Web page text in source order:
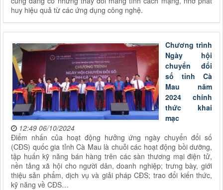
huy hiệu quả từ các ứng dụng công nghệ.
Chương trình
Ngày hội
chuyển đổi
số tỉnh Cà
Mau năm
2024 chính
thức khai
mạc
12:49 06/10/2024
Điểm nhấn của hoạt động hưởng ứng ngày chuyển đổi số
(CĐS) quốc gia tỉnh Cà Mau là chuỗi các hoạt động bồi dưỡng,
tập huấn kỹ năng bán hàng trên các sàn thương mại điện tử,
nền tảng xã hội cho người dân, doanh nghiệp; trưng bày, giới
thiệu sản phẩm, dịch vụ và giải pháp CĐS; trao đổi kiến thức,
kỹ năng về CĐS…